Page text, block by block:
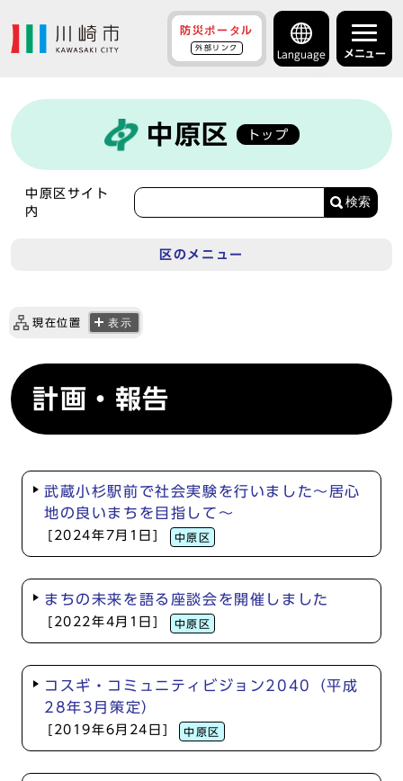
防災ポータル
外部リンク
Language メニュー
中原区 トップ
中原区サイト
内
検索
区のメニュー
現在位置 表示
計画・報告
武蔵小杉駅前で社会実験を行いました～居心
地の良いまちを目指して～
[2024年7月1日] 中原区
まちの未来を語る座談会を開催しました
[2022年4月1日] 中原区
コスギ・コミュニティビジョン2040（平成
28年3月策定）
[2019年6月24日] 中原区